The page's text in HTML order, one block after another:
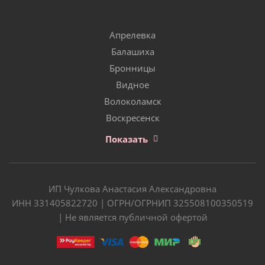
Апрелевка
Балашиха
Бронницы
Видное
Волоколамск
Воскресенск
Показать
ИП Чулкова Анастасия Александровна
ИНН 331405822720 | ОГРН/ОГРНИП 325508100350519
| Не является публичной офертой